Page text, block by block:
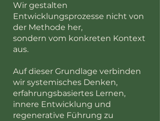
Wir gestalten
Entwicklungsprozesse nicht von
der Methode her,
sondern vom konkreten Kontext
aus.
Auf dieser Grundlage verbinden
wir systemisches Denken,
erfahrungsbasiertes Lernen,
innere Entwicklung und
regenerative Führung zu